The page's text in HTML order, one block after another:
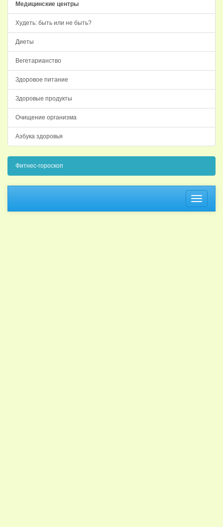
Медицинские центры
Худеть: быть или не быть?
Диеты
Вегетарианство
Здоровое питание
Здоровые продукты
Очищение организма
Азбука здоровья
Фитнес-гороскоп